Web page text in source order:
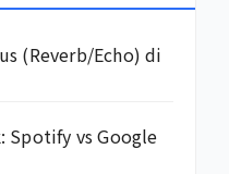
(Reverb/Echo) di
Spotify vs Google